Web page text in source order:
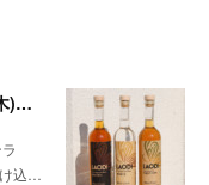
【限定】カジュアルボトルを11月25日(木)発売
込…